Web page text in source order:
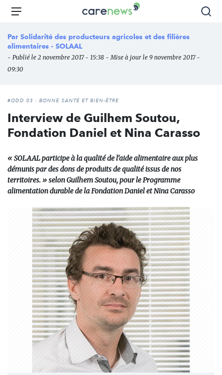
Aller
principal
Carenews,
média
acteurs
Menu
Par Solidarité des producteurs agricoles et des filières
alimentaires - SOLAAL
- Publié le 2 novembre 2017 - 15:38 - Mise à jour le 9 novembre 2017 -
09:30
#ODD 03 : BONNE SANTÉ ET BIEN-ÊTRE
Interview de Guilhem Soutou,
Fondation Daniel et Nina Carasso
« SOLAAL participe à la qualité de l’aide alimentaire aux plus
démunis par des dons de produits de qualité issus de nos
territoires. » selon Guilhem Soutou, pour le Programme
alimentation durable de la Fondation Daniel et Nina Carasso